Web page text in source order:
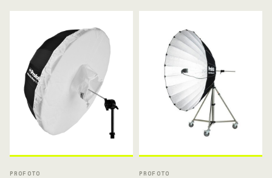
PROFOTO PROFOTO